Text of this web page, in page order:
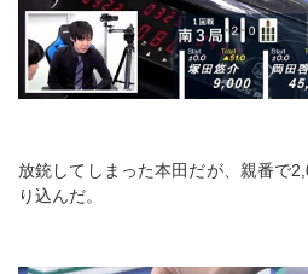
放銃してしまった本田だが、親番で
り込んだ。